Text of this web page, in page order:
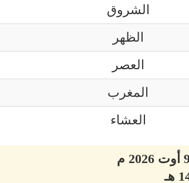
الشروق
الظهر
العصر
المغرب
العشاء